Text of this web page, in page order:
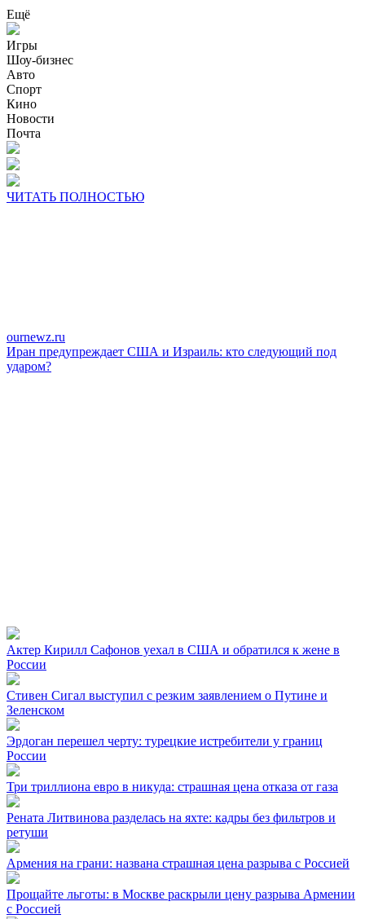
Ещё
Игры
Шоу-бизнес
Авто
Спорт
Кино
Новости
Почта
ЧИТАТЬ ПОЛНОСТЬЮ
ournewz.ru
Иран предупреждает США и Израиль: кто следующий под
ударом?
Актер Кирилл Сафонов уехал в США и обратился к жене в
России
Стивен Сигал выступил с резким заявлением о Путине и
Зеленском
Эрдоган перешел черту: турецкие истребители у границ
России
Три триллиона евро в никуда: страшная цена отказа от газа
Рената Литвинова разделась на яхте: кадры без фильтров и
ретуши
Армения на грани: названа страшная цена разрыва с Россией
Прощайте льготы: в Москве раскрыли цену разрыва Армении
с Россией